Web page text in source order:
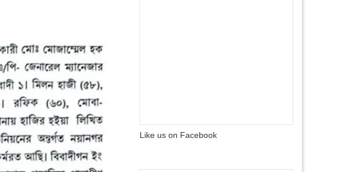
Like us on Facebook